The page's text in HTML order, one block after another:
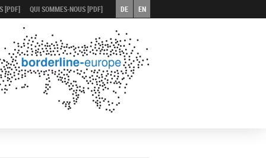
[PDF] QUI SOMMES-NOUS [PDF] DE EN